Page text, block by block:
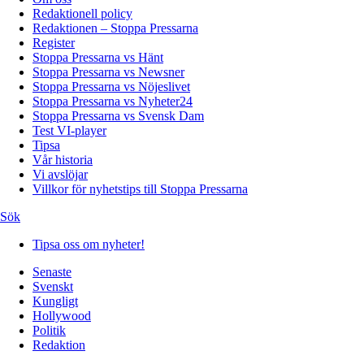
Redaktionell policy
Redaktionen – Stoppa Pressarna
Register
Stoppa Pressarna vs Hänt
Stoppa Pressarna vs Newsner
Stoppa Pressarna vs Nöjeslivet
Stoppa Pressarna vs Nyheter24
Stoppa Pressarna vs Svensk Dam
Test VI-player
Tipsa
Vår historia
Vi avslöjar
Villkor för nyhetstips till Stoppa Pressarna
Sök
Tipsa oss om nyheter!
Senaste
Svenskt
Kungligt
Hollywood
Politik
Redaktion